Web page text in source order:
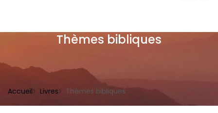
Thèmes bibliques
Accueil Livres Thèmes bibliques